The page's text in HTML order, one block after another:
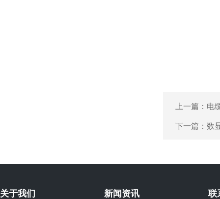
上一篇： 电
下一篇： 数
关于我们 新闻资讯 联